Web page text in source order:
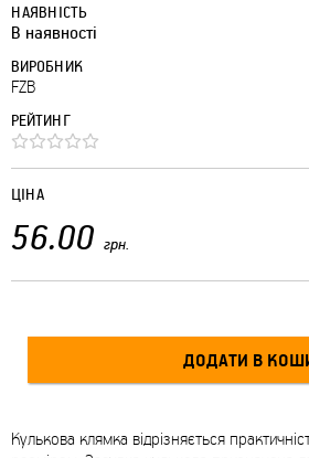
НАЯВНІСТЬ
В наявності
ВИРОБНИК
FZB
РЕЙТИНГ
ЦІНА
56.00 грн.
Кулькова клямка відрізняється